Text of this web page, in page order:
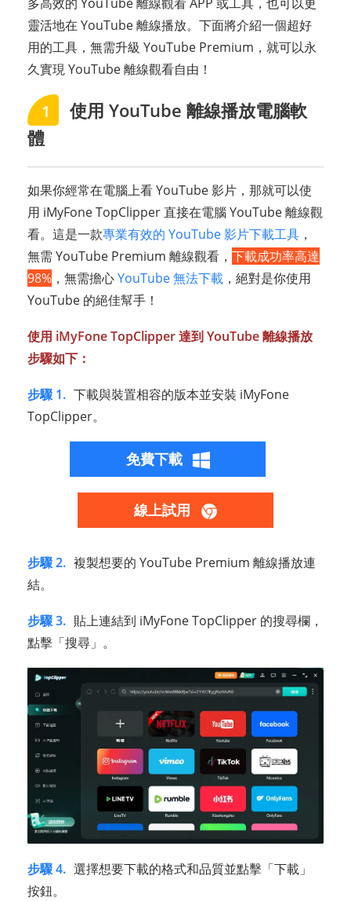
靈活地在 YouTube 離線播放。下面將介紹一個超好
用的工具，無需升級 YouTube Premium，就可以永
久實現 YouTube 離線觀看自由！
1
使用 YouTube 離線播放電腦軟
體
如果你經常在電腦上看 YouTube 影片，那就可以使
用 iMyFone TopClipper 直接在電腦 YouTube 離線觀
看。這是一款專業有效的 YouTube 影片下載工具 ，
無需 YouTube Premium 離線觀看， 下載成功率高達
98% ，無需擔心YouTube 無法下載 ，絕對是你使用
YouTube 的絕佳幫手！
使用 iMyFone TopClipper 達到 YouTube 離線播放
步驟如下：
步驟 1. 下載與裝置相容的版本並安裝 iMyFone
TopClipper。
免費下載
線上試用
步驟 2. 複製想要的 YouTube Premium 離線播放連
結。
步驟 3. 貼上連結到 iMyFone TopClipper 的搜尋欄，
點擊「搜尋」。
步驟 4. 選擇想要下載的格式和品質並點擊「下載」
按鈕。